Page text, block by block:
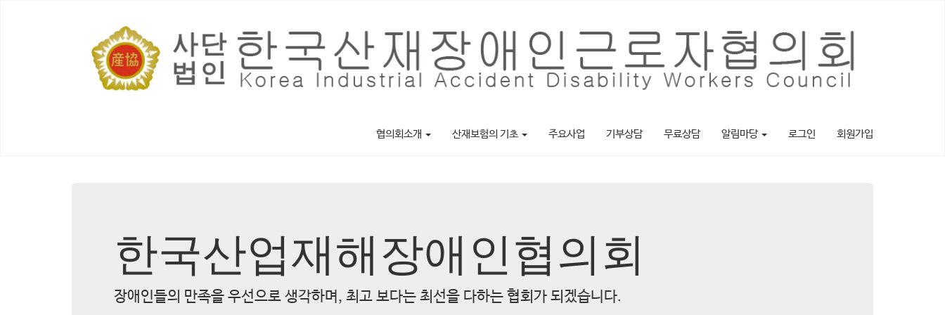
협의회소개 산재보험의 기초 주요사업 기부상담 무료상담 알림마당 로그인 회원가입
한국산업재해장애인협의회
장애인들의 만족을 우선으로 생각하며, 최고 보다는 최선을 다하는 협회가 되겠습니다.